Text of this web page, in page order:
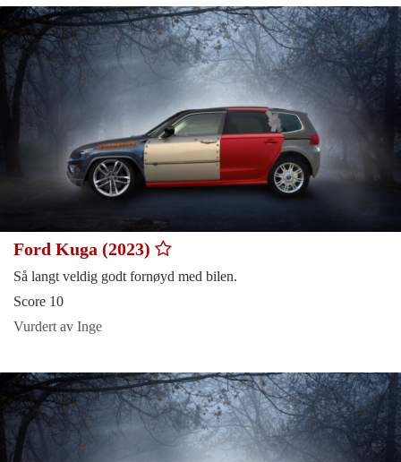
Ford Kuga (2023)
Så langt veldig godt fornøyd med bilen.
Score 10
Vurdert av Inge